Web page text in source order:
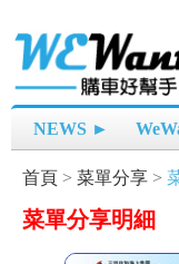
NEWS ►
首頁 > 菜單分享 >
菜單分享明細